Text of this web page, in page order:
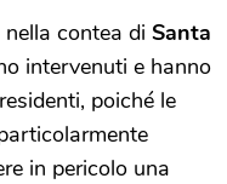
contea di Santa
intervenuti e hanno
poiché le
in pericolo una